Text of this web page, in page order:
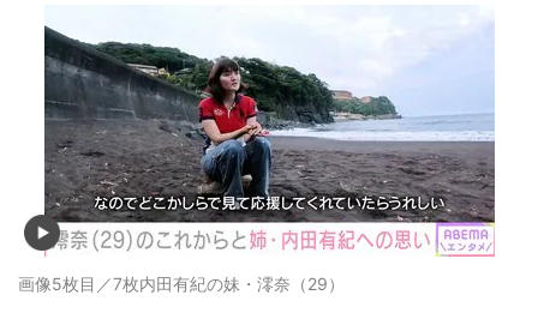
画像5枚目／7枚内田有紀の妹・澪奈（29）